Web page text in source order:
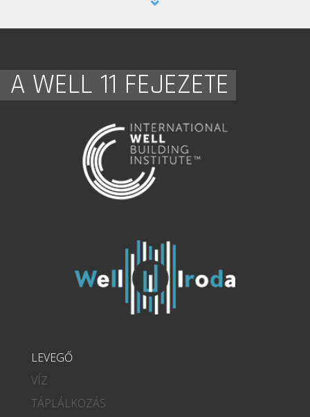
A WELL 11 FEJEZETE
LEVEGŐ
VÍZ
TÁPLÁLKOZÁS